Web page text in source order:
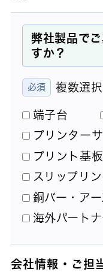
弊社製品で
すか？
複数選
端子台
プリンター
プリント基
スリップリ
銅バー・ア
海外パート
会社情報・ご担